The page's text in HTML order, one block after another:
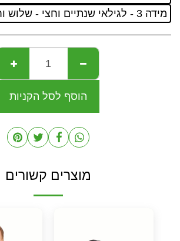
מידה 3 - לגילאי שנתיים וחצי - שלוש וחצי.
הוסף לסל הקניות
מוצרים קשורים